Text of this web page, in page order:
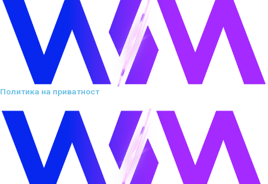
Политика на приватност